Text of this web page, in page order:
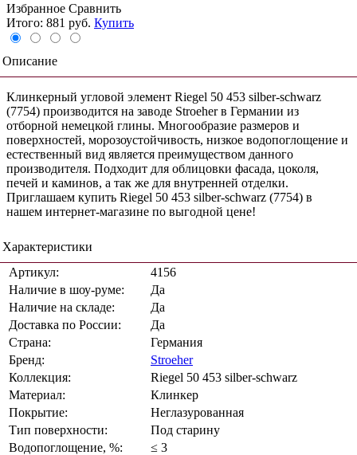
Избранное Сравнить
Итого: 881 руб. Купить
Описание
Клинкерный угловой элемент Riegel 50 453 silber-schwarz
(7754) производится на заводе Stroeher в Германии из
отборной немецкой глины. Многообразие размеров и
поверхностей, морозоустойчивость, низкое водопоглощение и
естественный вид является преимуществом данного
производителя. Подходит для облицовки фасада, цоколя,
печей и каминов, а так же для внутренней отделки.
Приглашаем купить Riegel 50 453 silber-schwarz (7754) в
нашем интернет-магазине по выгодной цене!
Характеристики
Артикул:
4156
Наличие в шоу-руме:
Да
Наличие на складе:
Да
Доставка по России:
Да
Страна:
Германия
Бренд:
Stroeher
Коллекция:
Riegel 50 453 silber-schwarz
Материал:
Клинкер
Покрытие:
Неглазурованная
Тип поверхности:
Под старину
Водопоглощение, %:
≤ 3